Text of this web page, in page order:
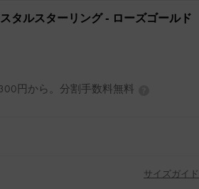
タルスターリング- ローズゴールド
円から。分割手数料無料
サイズガイド